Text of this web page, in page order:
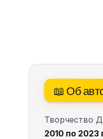
📖 Об
Творчество
2010 по 2023